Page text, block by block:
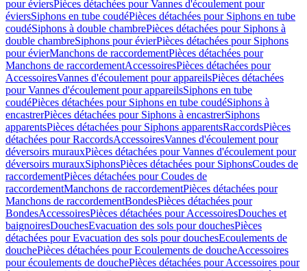
pour éviersPièces détachées pour Vannes d'écoulement pour
éviersSiphons en tube coudéPièces détachées pour Siphons en tube
coudéSiphons à double chambrePièces détachées pour Siphons à
double chambreSiphons pour évierPièces détachées pour Siphons
pour évierManchons de raccordementPièces détachées pour
Manchons de raccordementAccessoiresPièces détachées pour
AccessoiresVannes d'écoulement pour appareilsPièces détachées
pour Vannes d'écoulement pour appareilsSiphons en tube
coudéPièces détachées pour Siphons en tube coudéSiphons à
encastrerPièces détachées pour Siphons à encastrerSiphons
apparentsPièces détachées pour Siphons apparentsRaccordsPièces
détachées pour RaccordsAccessoiresVannes d'écoulement pour
déversoirs murauxPièces détachées pour Vannes d'écoulement pour
déversoirs murauxSiphonsPièces détachées pour SiphonsCoudes de
raccordementPièces détachées pour Coudes de
raccordementManchons de raccordementPièces détachées pour
Manchons de raccordementBondesPièces détachées pour
BondesAccessoiresPièces détachées pour AccessoiresDouches et
baignoiresDouchesEvacuation des sols pour douchesPièces
détachées pour Evacuation des sols pour douchesEcoulements de
douchePièces détachées pour Ecoulements de doucheAccessoires
pour écoulements de douchePièces détachées pour Accessoires pour